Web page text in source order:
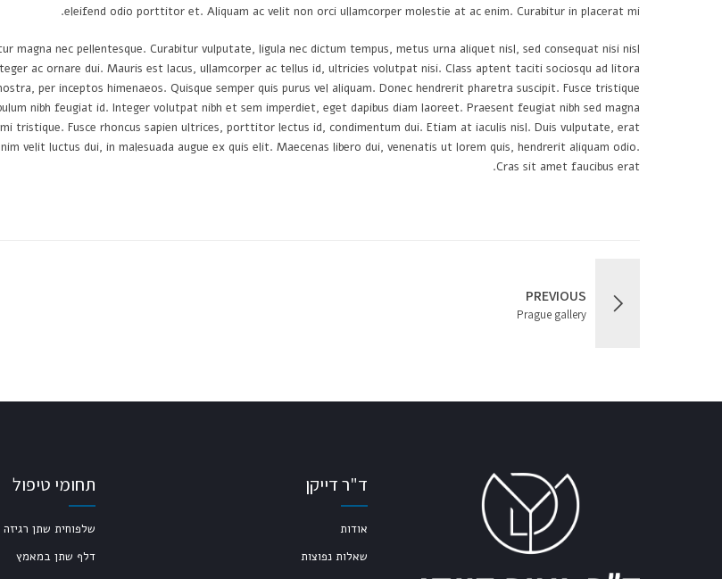
eleifend odio porttitor et. Aliquam ac velit non orci ullamcorper molestie at ac enim. Curabitur in placerat mi.
magna nec pellentesque. Curabitur vulputate, ligula nec dictum tempus, metus urna aliquet nisl, sed consequat nisi nisl
ac ornare dui. Mauris est lacus, ullamcorper ac tellus id, ultricies volutpat nisi. Class aptent taciti sociosqu ad litora
per inceptos himenaeos. Quisque semper quis purus vel aliquam. Donec hendrerit pharetra suscipit. Fusce tristique
nibh feugiat id. Integer volutpat nibh et sem imperdiet, eget dapibus diam laoreet. Praesent feugiat nibh sed magna
tristique. Fusce rhoncus sapien ultrices, porttitor lectus id, condimentum dui. Etiam at iaculis nisl. Duis vulputate, erat
velit luctus dui, in malesuada augue ex quis elit. Maecenas libero dui, venenatis ut lorem quis, hendrerit aliquam odio.
Cras sit amet faucibus erat.
PREVIOUS
Prague gallery
ד"ר דייקן
אודות
שאלות נפוצות
תחומי טיפול
שלפוחית שתן רגיזה
דלף שתן במאמץ